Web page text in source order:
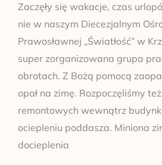
Zaczęły się wakacje, czas
nie w naszym Diecezjalnym
Prawosławnej „Światłość” w
super zorganizowana grupa
obrotach. Z Bożą pomocą
opał na zimę. Rozpoczęliśmy
remontowych wewnątrz
ociepleniu poddasza. Miniona
docieplenia